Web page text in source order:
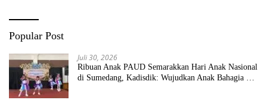
Popular Post
Juli 30, 2026
Ribuan Anak PAUD Semarakkan Hari Anak Nasional
di Sumedang, Kadisdik: Wujudkan Anak Bahagia dan